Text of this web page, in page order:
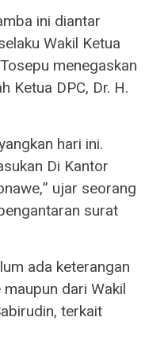
ini diantar
Wakil Ketua
menegaskan
Ketua DPC, Dr. H.
hari ini.
Di Kantor
ujar seorang
surat
ada keterangan
dari Wakil
terkait